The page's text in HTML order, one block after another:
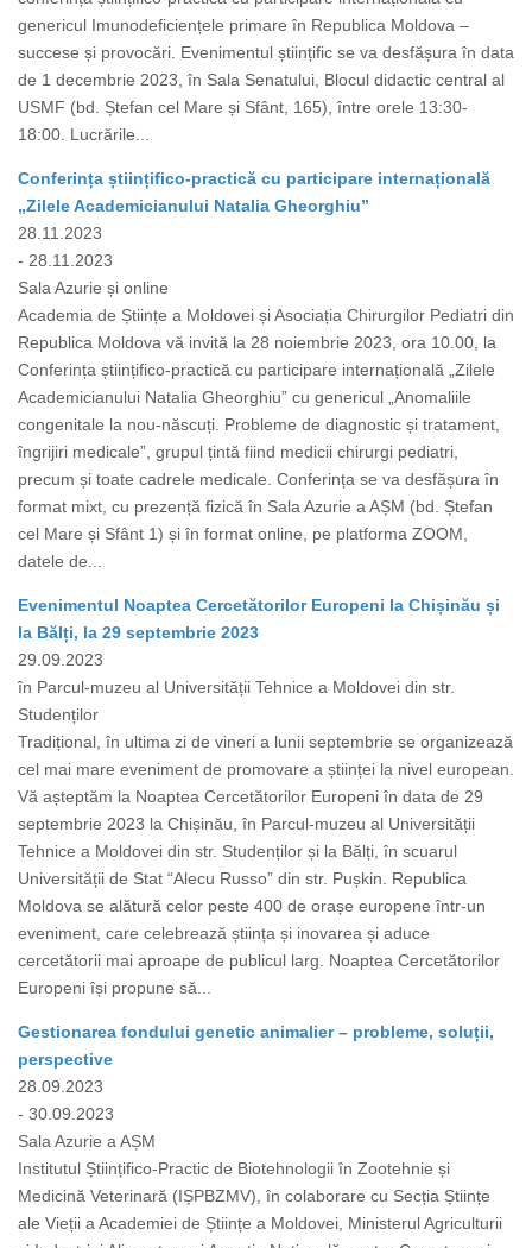
genericul Imunodeficiențele primare în Republica Moldova –
succese și provocări. Evenimentul științific se va desfășura în data
de 1 decembrie 2023, în Sala Senatului, Blocul didactic central al
USMF (bd. Ștefan cel Mare și Sfânt, 165), între orele 13:30-
18:00. Lucrările...
Conferința științifico-practică cu participare internațională
„Zilele Academicianului Natalia Gheorghiu”
28.11.2023
- 28.11.2023
Sala Azurie și online
Academia de Științe a Moldovei și Asociația Chirurgilor Pediatri din
Republica Moldova vă invită la 28 noiembrie 2023, ora 10.00, la
Conferința științifico-practică cu participare internațională „Zilele
Academicianului Natalia Gheorghiu” cu genericul „Anomaliile
congenitale la nou-născuți. Probleme de diagnostic și tratament,
îngrijiri medicale”, grupul țintă fiind medicii chirurgi pediatri,
precum și toate cadrele medicale. Conferința se va desfășura în
format mixt, cu prezență fizică în Sala Azurie a AȘM (bd. Ștefan
cel Mare și Sfânt 1) și în format online, pe platforma ZOOM,
datele de...
Evenimentul Noaptea Cercetătorilor Europeni la Chișinău și
la Bălți, la 29 septembrie 2023
29.09.2023
în Parcul-muzeu al Universității Tehnice a Moldovei din str.
Studenților
Tradițional, în ultima zi de vineri a lunii septembrie se organizează
cel mai mare eveniment de promovare a științei la nivel european.
Vă așteptăm la Noaptea Cercetătorilor Europeni în data de 29
septembrie 2023 la Chișinău, în Parcul-muzeu al Universității
Tehnice a Moldovei din str. Studenților și la Bălți, în scuarul
Universității de Stat “Alecu Russo” din str. Pușkin. Republica
Moldova se alătură celor peste 400 de orașe europene într-un
eveniment, care celebrează știința și inovarea și aduce
cercetătorii mai aproape de publicul larg. Noaptea Cercetătorilor
Europeni își propune să...
Gestionarea fondului genetic animalier – probleme, soluții,
perspective
28.09.2023
- 30.09.2023
Sala Azurie a AȘM
Institutul Științifico-Practic de Biotehnologii în Zootehnie și
Medicină Veterinară (IȘPBZMV), în colaborare cu Secția Științe
ale Vieții a Academiei de Științe a Moldovei, Ministerul Agriculturii